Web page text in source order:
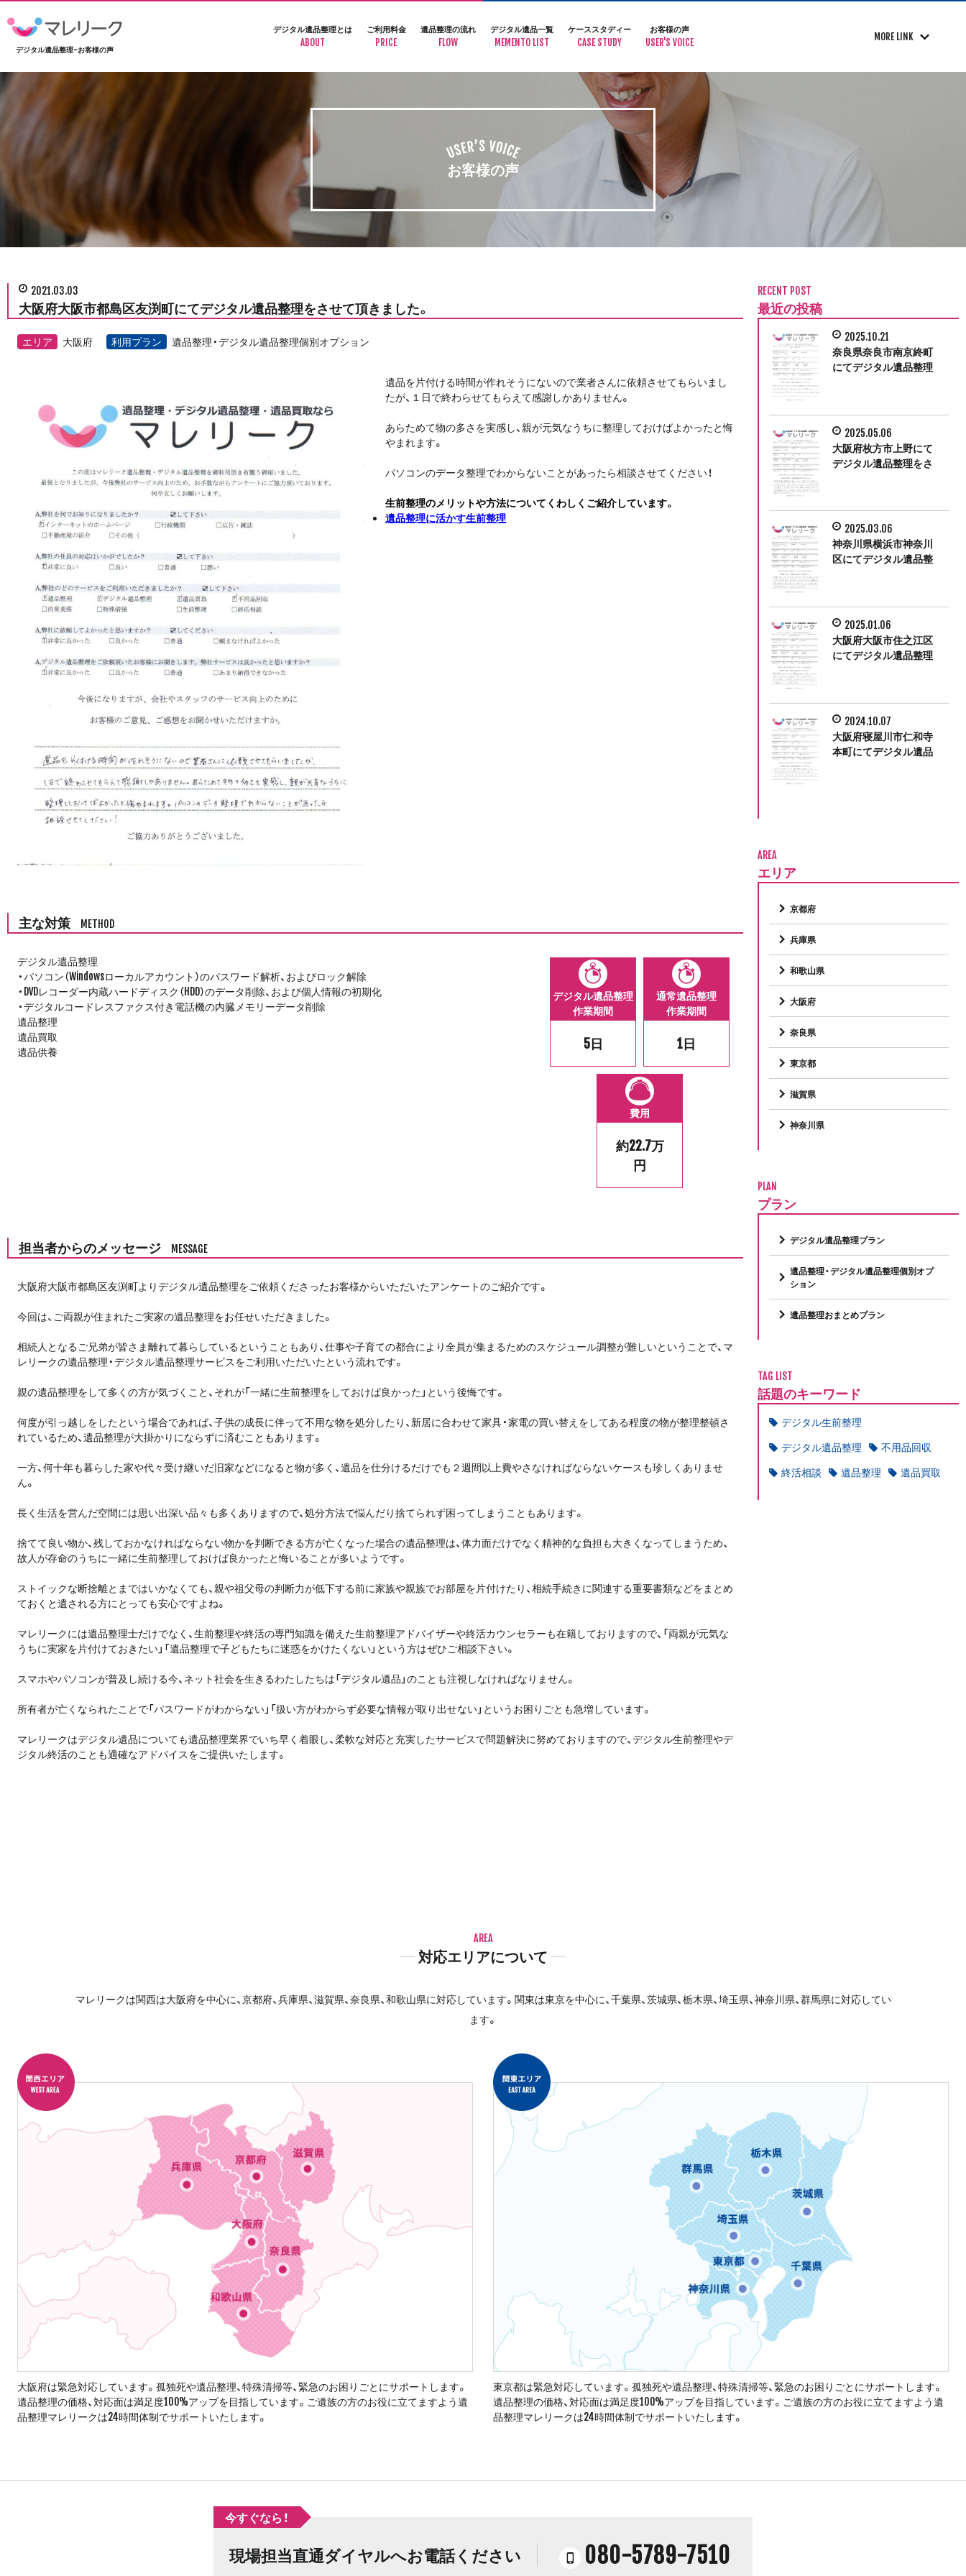
デジタル遺品整理-お客様の声
デジタル遺品整理とは
ABOUT
ご利用料金
PRICE
遺品整理の流れ
FLOW
デジタル遺品一覧
MEMENTO LIST
ケーススタディー
CASE STUDY
お客様の声
USER'S VOICE MORE LINK
お客様の声
2021.03.03
大阪府大阪市都島区友渕町にてデジタル遺品整理をさせて頂きました。
エリア 大阪府 利用プラン 遺品整理・デジタル遺品整理個別オプション
遺品を片付ける時間が作れそうにないので業者さんに依頼させてもらいまし
たが、１日で終わらせてもらえて感謝しかありません。
あらためて物の多さを実感し、親が元気なうちに整理しておけばよかったと悔
やまれます。
パソコンのデータ整理でわからないことがあったら相談させてください！
生前整理のメリットや方法についてくわしくご紹介しています。
遺品整理に活かす生前整理
主な対策 METHOD
デジタル遺品整理
・パソコン（Windowsローカルアカウント）のパスワード解析、およびロック解除
・DVDレコーダー内蔵ハードディスク（HDD）のデータ削除、および個人情報の初期化
・デジタルコードレスファクス付き電話機の内臓メモリーデータ削除
遺品整理
遺品買取
遺品供養
デジタル遺品整理
作業期間
5日
通常遺品整理
作業期間
1日
費用
約22.7万
円
担当者からのメッセージ MESSAGE
大阪府大阪市都島区友渕町よりデジタル遺品整理をご依頼くださったお客様からいただいたアンケートのご紹介です。
今回は、ご両親が住まれたご実家の遺品整理をお任せいただきました。
相続人となるご兄弟が皆さま離れて暮らしているということもあり、仕事や子育ての都合により全員が集まるためのスケジュール調整が難しいということで、マ
レリークの遺品整理・デジタル遺品整理サービスをご利用いただいたという流れです。
親の遺品整理をして多くの方が気づくこと、それが「一緒に生前整理をしておけば良かった」という後悔です。
何度が引っ越しをしたという場合であれば、子供の成長に伴って不用な物を処分したり、新居に合わせて家具・家電の買い替えをしてある程度の物が整理整頓さ
れているため、遺品整理が大掛かりにならずに済むこともあります。
一方、何十年も暮らした家や代々受け継いだ旧家などになると物が多く、遺品を仕分けるだけでも２週間以上費やさなければならないケースも珍しくありませ
ん。
長く生活を営んだ空間には思い出深い品々も多くありますので、処分方法で悩んだり捨てられず困ってしまうこともあります。
捨てて良い物か、残しておかなければならない物かを判断できる方が亡くなった場合の遺品整理は、体力面だけでなく精神的な負担も大きくなってしまうため、
故人が存命のうちに一緒に生前整理しておけば良かったと悔いることが多いようです。
ストイックな断捨離とまではいかなくても、親や祖父母の判断力が低下する前に家族や親族でお部屋を片付けたり、相続手続きに関連する重要書類などをまとめ
ておくと遺される方にとっても安心ですよね。
マレリークには遺品整理士だけでなく、生前整理や終活の専門知識を備えた生前整理アドバイザーや終活カウンセラーも在籍しておりますので、「両親が元気な
うちに実家を片付けておきたい」「遺品整理で子どもたちに迷惑をかけたくない」という方はぜひご相談下さい。
スマホやパソコンが普及し続ける今、ネット社会を生きるわたしたちは「デジタル遺品」のことも注視しなければなりません。
所有者が亡くなられたことで「パスワードがわからない」「扱い方がわからず必要な情報が取り出せない」というお困りごとも急増しています。
マレリークはデジタル遺品についても遺品整理業界でいち早く着眼し、柔軟な対応と充実したサービスで問題解決に努めておりますので、デジタル生前整理やデ
ジタル終活のことも適確なアドバイスをご提供いたします。
RECENT POST
最近の投稿
2025.10.21
奈良県奈良市南京終町
にてデジタル遺品整理
2025.05.06
大阪府枚方市上野にて
デジタル遺品整理をさ
2025.03.06
神奈川県横浜市神奈川
区にてデジタル遺品整
2025.01.06
大阪府大阪市住之江区
にてデジタル遺品整理
2024.10.07
大阪府寝屋川市仁和寺
本町にてデジタル遺品
AREA
エリア
京都府
兵庫県
和歌山県
大阪府
奈良県
東京都
滋賀県
神奈川県
PLAN
プラン
デジタル遺品整理プラン
遺品整理・デジタル遺品整理個別オプ
ション
遺品整理おまとめプラン
TAG LIST
話題のキーワード
デジタル生前整理
デジタル遺品整理
不用品回収
終活相談
遺品整理 遺品買取
AREA
対応エリアについて
マレリークは関西は大阪府を中心に、京都府、兵庫県、滋賀県、奈良県、和歌山県に対応しています。関東は東京を中心に、千葉県、茨城県、栃木県、埼玉県、神奈川県、群馬県に対応してい
ます。
大阪府は緊急対応しています。孤独死や遺品整理、特殊清掃等、緊急のお困りごとにサポートします。
遺品整理の価格、対応面は満足度100%アップを目指しています。ご遺族の方のお役に立てますよう遺
品整理マレリークは24時間体制でサポートいたします。
東京都は緊急対応しています。孤独死や遺品整理、特殊清掃等、緊急のお困りごとにサポートします。
遺品整理の価格、対応面は満足度100%アップを目指しています。ご遺族の方のお役に立てますよう遺
品整理マレリークは24時間体制でサポートいたします。
今すぐなら！
現場担当直通ダイヤルへお電話ください 080-5789-7510